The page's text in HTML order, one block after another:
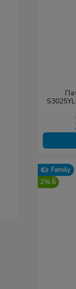
Family
2%